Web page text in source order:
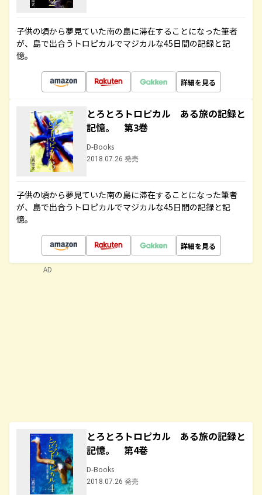
子供の頃から夢見ていた南の島に滞在することになった筆者
が、島で出合うトロピカルでマジカルな45日間の記録と記
憶。
詳細を見る
とろとろトロピカル ある旅の記録と
記憶。 第3巻
D-Books
2018.07.26 発売
子供の頃から夢見ていた南の島に滞在することになった筆者
が、島で出合うトロピカルでマジカルな45日間の記録と記
憶。
詳細を見る
とろとろトロピカル ある旅の記録と
記憶。 第4巻
D-Books
2018.07.26 発売
AD